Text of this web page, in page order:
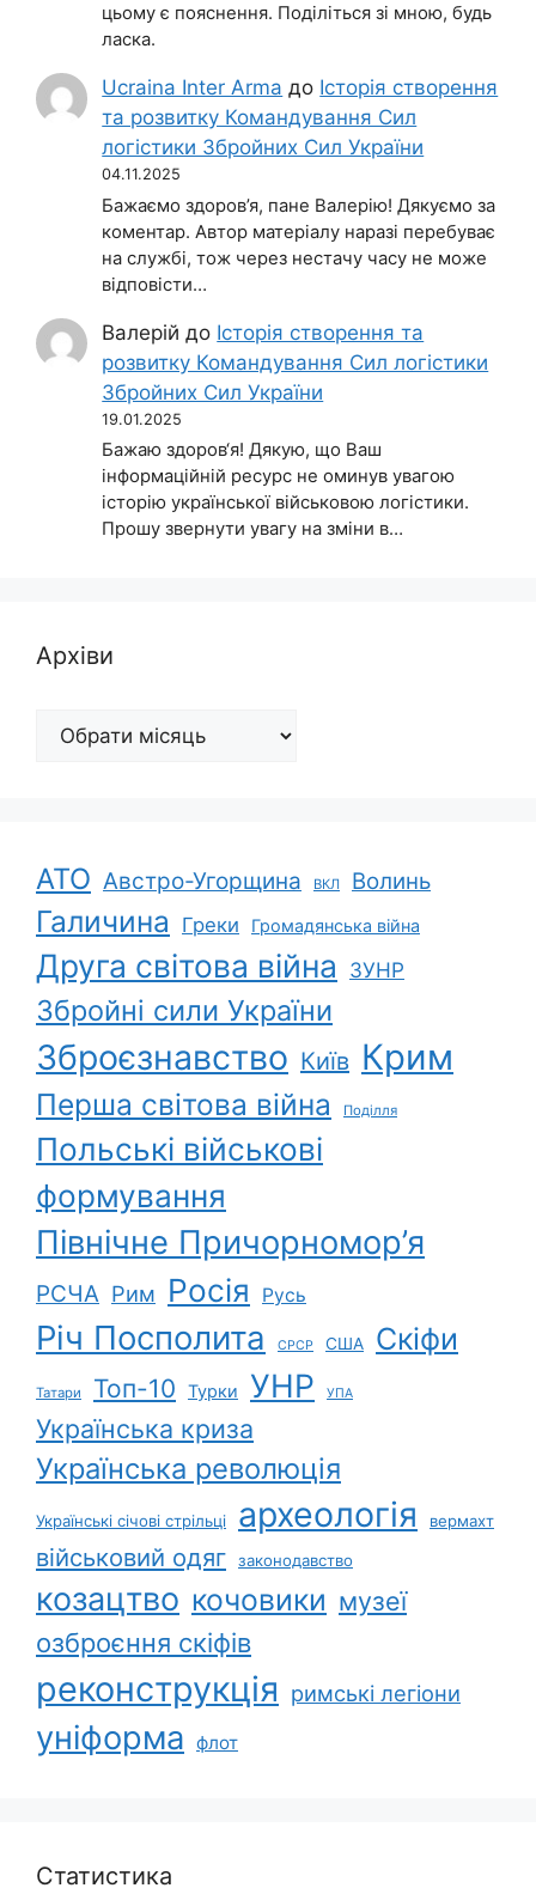
цьому є пояснення. Поділіться зі мною, будь
ласка.
Ucraina Inter Arma до Історія створення
та розвитку Командування Сил
логістики Збройних Сил України
04.11.2025
Бажаємо здоров’я, пане Валерію! Дякуємо за
коментар. Автор матеріалу наразі перебуває
на службі, тож через нестачу часу не може
відповісти…
Валерій до Історія створення та
розвитку Командування Сил логістики
Збройних Сил України
19.01.2025
Бажаю здоров‘я! Дякую, що Ваш
інформаційній ресурс не оминув увагою
історію української військовою логістики.
Прошу звернути увагу на зміни в…
Архіви
Архіви
АТО Австро-Угорщина ВКЛ Волинь
Галичина Греки Громадянська війна
Друга світова війна ЗУНР
Збройні сили України
Зброєзнавство Київ Крим
Перша світова війна Поділля
Польські військові
формування
Північне Причорномор’я
РСЧА Рим Росія Русь
Річ Посполита СРСР США Скіфи
Татари Топ-10 Турки УНР УПА
Українська криза
Українська революція
Українські січові стрільці археологія вермахт
військовий одяг законодавство
козацтво кочовики музеї
озброєння скіфів
реконструкція римські легіони
уніформа флот
Статистика